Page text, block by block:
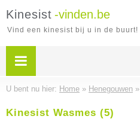
Kinesist -vinden.be
Vind een kinesist bij u in de buurt!
U bent nu hier: Home » Henegouwen »
Kinesist Wasmes (5)